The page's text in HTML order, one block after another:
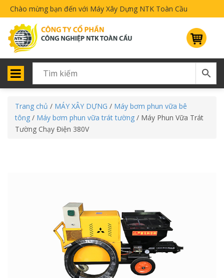
Chào mừng bạn đến với Máy Xây Dựng NTK Toàn Cầu
Trang chủ / MÁY XÂY DỰNG / Máy bơm phun vữa bê
tông / Máy bơm phun vữa trát tường / Máy Phun Vữa Trát
Tường Chạy Điện 380V